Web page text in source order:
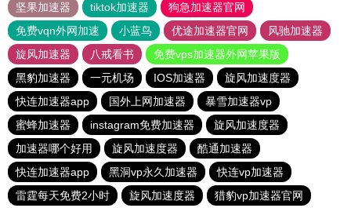
坚果加速器
tiktok加速器
狗急加速器官网
免费vqn外网加速
小蓝鸟 优途加速器官网
风驰加速器
旋风加速器
八戒看书
免费vps加速器外网苹果版
黑豹加速器
一元机场 IOS加速器
旋风加速度器
快连加速器app
国外上网加速器
暴雪加速器vp
蜜蜂加速器
instagram免费加速器
旋风加速度器
加速器哪个好用
旋风加速度器
酷通加速器
快连加速器app
黑洞vp永久加速器
快连vp加速器
雷霆每天免费2小时
旋风加速度器 猎豹vp加速器官网